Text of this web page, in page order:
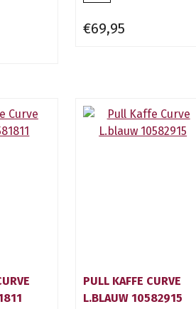
€69,95
PULL KAFFE CURVE
L.BLAUW 10582915